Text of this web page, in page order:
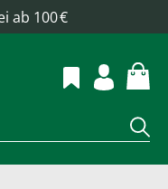
ab 100 €